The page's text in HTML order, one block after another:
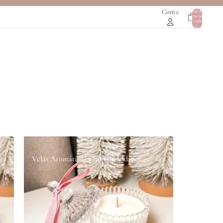
Conta
Total de
itens no
carrinho:
0
Velas Aromáticas Copo de Vidro